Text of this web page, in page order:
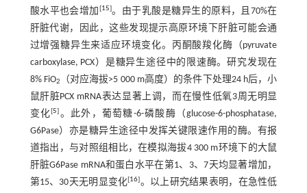
酸水平也会增加
[15]。由于乳酸是糖异生的原料，且70%在
肝脏代谢，因此，这些发现提示高原环境下肝脏可能会通
过增强糖异生来适应环境变化。丙酮酸羧化酶（pyruvate
carboxylase, PCX）是糖异生途径中的限速酶。研究发现在
8% FiO2
（对应海拔>5 000 m高度）的条件下处理24 h后，小
鼠肝脏PCX mRNA表达显著上调，而在慢性低氧3周无明显
变化[5] 。此外，葡萄糖-6-磷酸酶（glucose-6-phosphatase,
G6Pase）亦是糖异生途径中发挥关键限速作用的酶。有报
道指出，与对照组相比，在模拟海拔4 300 m环境下的大鼠
肝脏G6Pase mRNA和蛋白水平在第1、3、7天均显著增加，
第15、30天无明显变化[16]。以上研究结果表明，在急性低